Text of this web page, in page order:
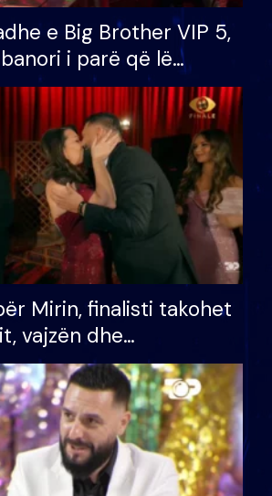
e Big Brother VIP 5,
i parë që lë
humb mundësinë për
e madh
Mirin, finalisti takohet
vajzën dhe
S’kemi ndonjë letër